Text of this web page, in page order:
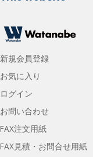
新規会員登録
お気に入り
ログイン
お問い合わせ
FAX注文用紙
FAX見積・お問合せ用紙